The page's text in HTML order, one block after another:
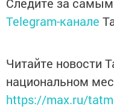
Следите за
Telegram-канале
Читайте новости
национальном
https://max.ru/